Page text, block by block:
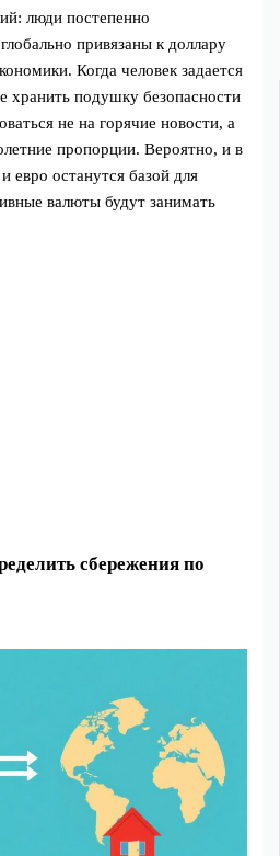
люди постепенно
привязаны к доллару
Когда человек задается
хранить подушку безопасности
не на горячие новости, а
пропорции. Вероятно, и в
евро останутся базой для
валюты будут занимать
сбережения по